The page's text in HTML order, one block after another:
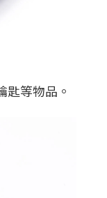
匙等物品。